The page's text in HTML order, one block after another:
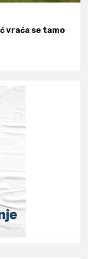
vraća se tamo